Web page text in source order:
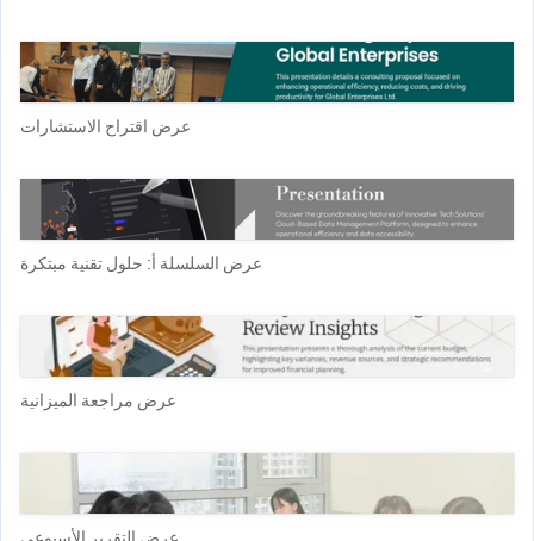
عرض اقتراح الاستشارات
عرض السلسلة أ: حلول تقنية مبتكرة
عرض مراجعة الميزانية